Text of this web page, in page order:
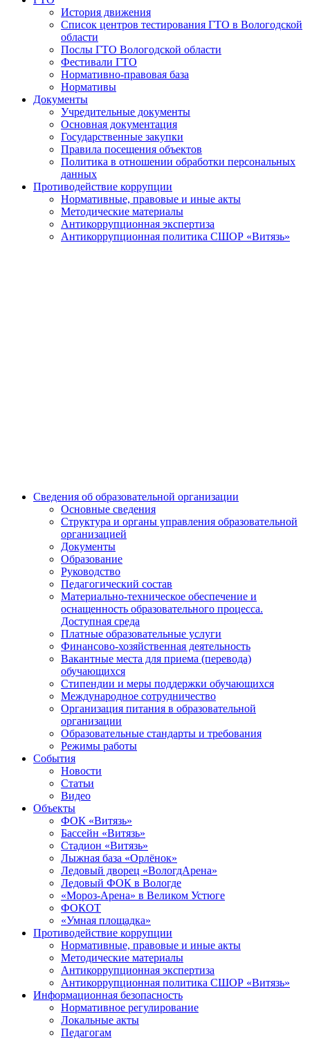
История движения
Список центров тестирования ГТО в Вологодской
области
Послы ГТО Вологодской области
Фестивали ГТО
Нормативно-правовая база
Нормативы
Документы
Учредительные документы
Основная документация
Государственные закупки
Правила посещения объектов
Политика в отношении обработки персональных
данных
Противодействие коррупции
Нормативные, правовые и иные акты
Методические материалы
Антикоррупционная экспертиза
Антикоррупционная политика СШОР «Витязь»
Сведения об образовательной организации
Основные сведения
Структура и органы управления образовательной
организацией
Документы
Образование
Руководство
Педагогический состав
Материально-техническое обеспечение и
оснащенность образовательного процесса.
Доступная среда
Платные образовательные услуги
Финансово-хозяйственная деятельность
Вакантные места для приема (перевода)
обучающихся
Стипендии и меры поддержки обучающихся
Международное сотрудничество
Организация питания в образовательной
организации
Образовательные стандарты и требования
Режимы работы
События
Новости
Статьи
Видео
Объекты
ФОК «Витязь»
Бассейн «Витязь»
Стадион «Витязь»
Лыжная база «Орлёнок»
Ледовый дворец «ВологдАрена»
Ледовый ФОК в Вологде
«Мороз-Арена» в Великом Устюге
ФОКОТ
«Умная площадка»
Противодействие коррупции
Нормативные, правовые и иные акты
Методические материалы
Антикоррупционная экспертиза
Антикоррупционная политика СШОР «Витязь»
Информационная безопасность
Нормативное регулирование
Локальные акты
Педагогам